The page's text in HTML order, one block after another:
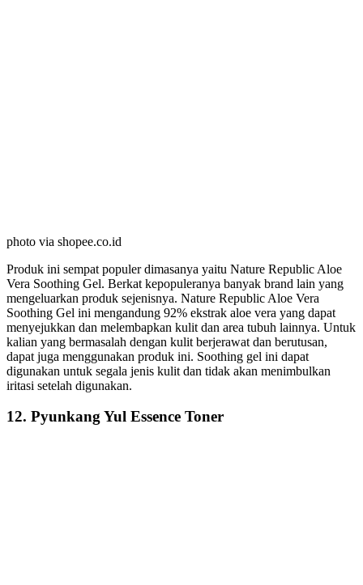
photo via shopee.co.id
Produk ini sempat populer dimasanya yaitu Nature Republic Aloe
Vera Soothing Gel. Berkat kepopuleranya banyak brand lain yang
mengeluarkan produk sejenisnya. Nature Republic Aloe Vera
Soothing Gel ini mengandung 92% ekstrak aloe vera yang dapat
menyejukkan dan melembapkan kulit dan area tubuh lainnya. Untuk
kalian yang bermasalah dengan kulit berjerawat dan berutusan,
dapat juga menggunakan produk ini. Soothing gel ini dapat
digunakan untuk segala jenis kulit dan tidak akan menimbulkan
iritasi setelah digunakan.
12. Pyunkang Yul Essence Toner